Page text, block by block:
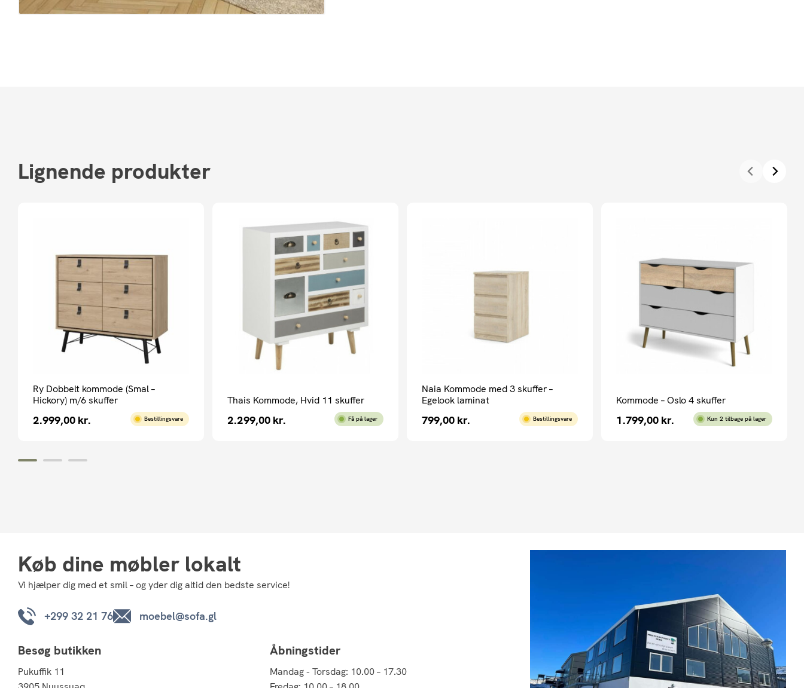
Lignende produkter
Ry Dobbelt kommode (Smal –
Hickory) m/6 skuffer
2.999,00 kr. Bestillingsvare
Thais Kommode, Hvid 11 skuffer
2.299,00 kr. Få på lager
Naia Kommode med 3 skuffer –
Egelook laminat
799,00 kr. Bestillingsvare
Kommode – Oslo 4 skuffer
1.799,00 kr. Kun 2 tilbage på lager
Køb dine møbler lokalt
Vi hjælper dig med et smil – og yder dig altid den bedste service!
+299 32 21 76 moebel@sofa.gl
Besøg butikken
Pukuffik 11
Åbningstider
Mandag - Torsdag: 10.00 – 17.30